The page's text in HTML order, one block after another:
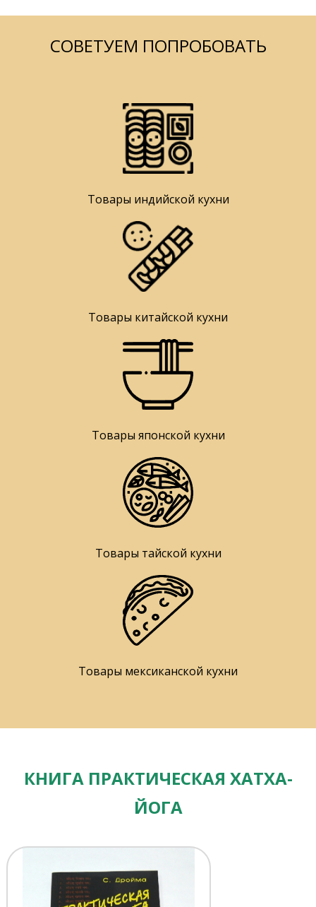
СОВЕТУЕМ ПОПРОБОВАТЬ
Товары индийской кухни
Товары китайской кухни
Товары японской кухни
Товары тайской кухни
Товары мексиканской кухни
КНИГА ПРАКТИЧЕСКАЯ ХАТХА-
ЙОГА